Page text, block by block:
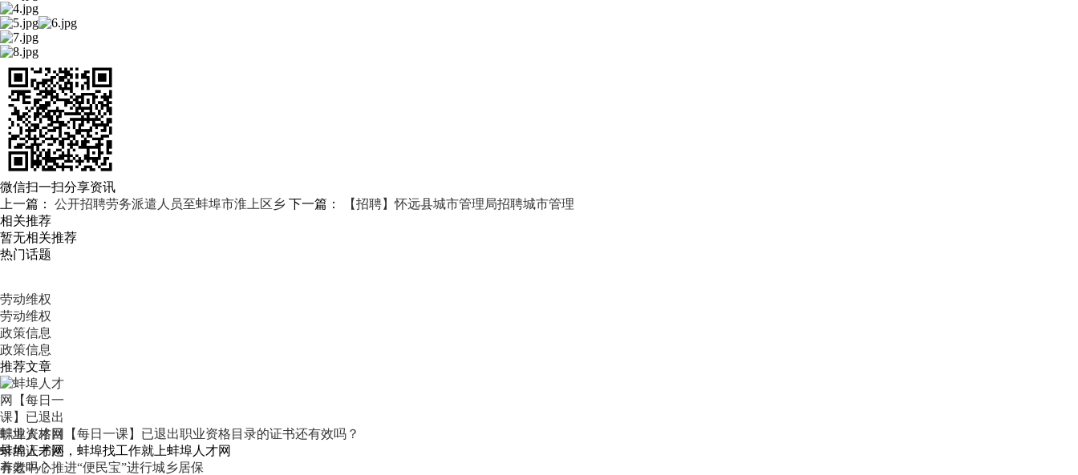
微信扫一扫分享资讯
上一篇： 公开招聘劳务派遣人员至蚌埠市淮上区乡 下一篇：
【招聘】怀远县城市管理局招聘城市管理
相关推荐
暂无相关推荐
热门话题
劳动维权
劳动维权
政策信息
政策信息
推荐文章
蚌埠人才网【每日一课】已退出职业资格目录的证书还有效吗？
蚌埠人才网，蚌埠找工作就上蚌埠人才网
养老中心推进“便民宝”进行城乡居保